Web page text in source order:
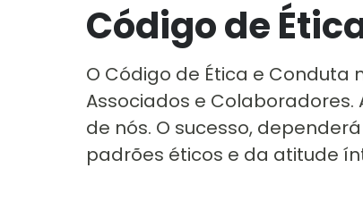
Código de
O Código de Ética e Conduta
Associados e
de nós. O sucesso,
padrões éticos e da atitude